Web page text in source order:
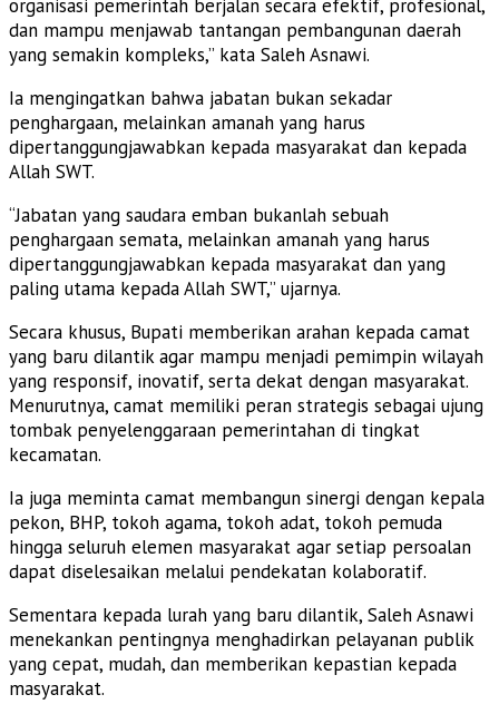
organisasi pemerintah berjalan secara efektif, profesional,
dan mampu menjawab tantangan pembangunan daerah
yang semakin kompleks,” kata Saleh Asnawi.
Ia mengingatkan bahwa jabatan bukan sekadar
penghargaan, melainkan amanah yang harus
dipertanggungjawabkan kepada masyarakat dan kepada
Allah SWT.
“Jabatan yang saudara emban bukanlah sebuah
penghargaan semata, melainkan amanah yang harus
dipertanggungjawabkan kepada masyarakat dan yang
paling utama kepada Allah SWT,” ujarnya.
Secara khusus, Bupati memberikan arahan kepada camat
yang baru dilantik agar mampu menjadi pemimpin wilayah
yang responsif, inovatif, serta dekat dengan masyarakat.
Menurutnya, camat memiliki peran strategis sebagai ujung
tombak penyelenggaraan pemerintahan di tingkat
kecamatan.
Ia juga meminta camat membangun sinergi dengan kepala
pekon, BHP, tokoh agama, tokoh adat, tokoh pemuda
hingga seluruh elemen masyarakat agar setiap persoalan
dapat diselesaikan melalui pendekatan kolaboratif.
Sementara kepada lurah yang baru dilantik, Saleh Asnawi
menekankan pentingnya menghadirkan pelayanan publik
yang cepat, mudah, dan memberikan kepastian kepada
masyarakat.